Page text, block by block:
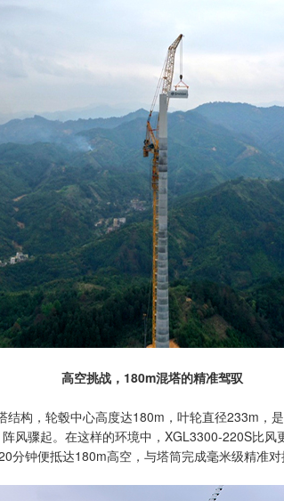
高空挑战，180m混塔的精准驾驭
构，轮毂中心高度达180m，叶轮直径233m，
风骤起。在这样的环境中，XGL3300-220S比
分钟便抵达180m高空，与塔筒完成毫米级精准对